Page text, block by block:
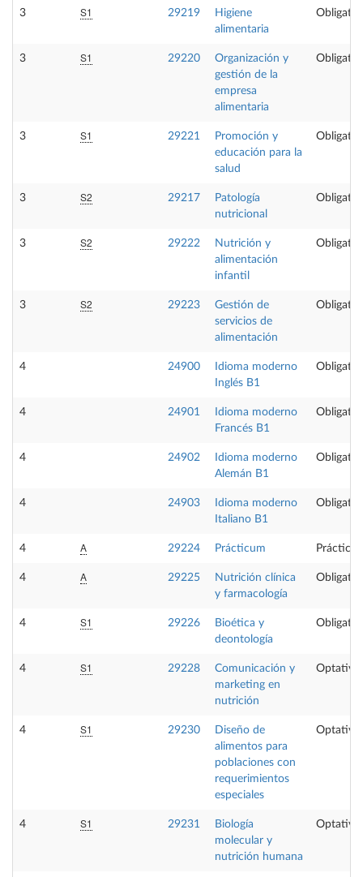
3 S1 29219
Higiene
alimentaria
3 S1 29220
Organización y
gestión de la
empresa
alimentaria
3 S1 29221
Promoción y
educación para la
salud
3 S2 29217
Patología
nutricional
3 S2 29222
Nutrición y
alimentación
infantil
3 S2 29223
Gestión de
servicios de
alimentación
4 24900
Idioma moderno
Inglés B1
4 24901
Idioma moderno
Francés B1
4 24902
Idioma moderno
Alemán B1
4 24903
Idioma moderno
Italiano B1
4 A 29224 Prácticum
4 A 29225
Nutrición clínica
y farmacología
4 S1 29226
Bioética y
deontología
4 S1 29228
Comunicación y
marketing en
nutrición
Optativa
4 S1 29230
Diseño de
alimentos para
poblaciones con
requerimientos
especiales
Optativa
4 S1 29231
Biología
molecular y
nutrición humana
Optativa